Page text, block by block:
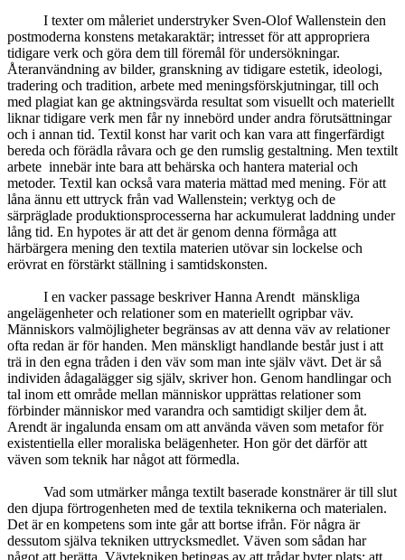
I texter om måleriet understryker Sven-Olof Wallenstein den
postmoderna konstens metakaraktär; intresset för att appropriera
tidigare verk och göra dem till föremål för undersökningar.
Återanvändning av bilder, granskning av tidigare estetik, ideologi,
tradering och tradition, arbete med meningsförskjutningar, till och
med plagiat kan ge aktningsvärda resultat som visuellt och materiellt
liknar tidigare verk men får ny innebörd under andra förutsättningar
och i annan tid. Textil konst har varit och kan vara att fingerfärdigt
bereda och förädla råvara och ge den rumslig gestaltning. Men textilt
arbete innebär inte bara att behärska och hantera material och
metoder. Textil kan också vara materia mättad med mening. För att
låna ännu ett uttryck från vad Wallenstein; verktyg och de
särpräglade produktionsprocesserna har ackumulerat laddning under
lång tid. En hypotes är att det är genom denna förmåga att
härbärgera mening den textila materien utövar sin lockelse och
erövrat en förstärkt ställning i samtidskonsten.
I en vacker passage beskriver Hanna Arendt mänskliga
angelägenheter och relationer som en materiellt ogripbar väv.
Människors valmöjligheter begränsas av att denna väv av relationer
ofta redan är för handen. Men mänskligt handlande består just i att
trä in den egna tråden i den väv som man inte själv vävt. Det är så
individen ådagalägger sig själv, skriver hon. Genom handlingar och
tal inom ett område mellan människor upprättas relationer som
förbinder människor med varandra och samtidigt skiljer dem åt.
Arendt är ingalunda ensam om att använda väven som metafor för
existentiella eller moraliska belägenheter. Hon gör det därför att
väven som teknik har något att förmedla.
Vad som utmärker många textilt baserade konstnärer är till slut
den djupa förtrogenheten med de textila teknikerna och materialen.
Det är en kompetens som inte går att bortse ifrån. För några är
dessutom själva tekniken uttrycksmedlet. Väven som sådan har
något att berätta. Vävtekniken betingas av att trådar byter plats; att